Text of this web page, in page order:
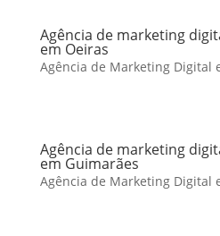
Agência de marketing
em Oeiras
Agência de Marketing Digital
Agência de marketing
em Guimarães
Agência de Marketing Digital